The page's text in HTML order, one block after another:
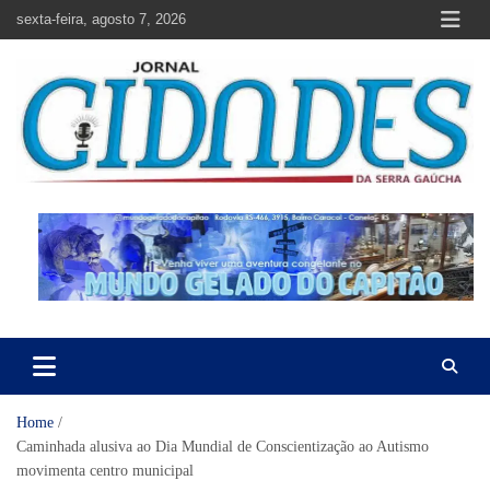
sexta-feira, agosto 7, 2026
Jornal Cidades da Serra Gaúcha
Home
Caminhada alusiva ao Dia Mundial de Conscientização ao Autismo
movimenta centro municipal